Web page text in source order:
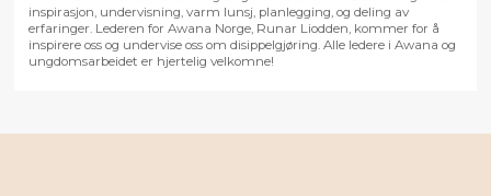
inspirasjon, undervisning, varm lunsj, planlegging, og deling av
erfaringer. Lederen for Awana Norge, Runar Liodden, kommer for å
inspirere oss og undervise oss om disippelgjøring. Alle ledere i Awana og
ungdomsarbeidet er hjertelig velkomne!